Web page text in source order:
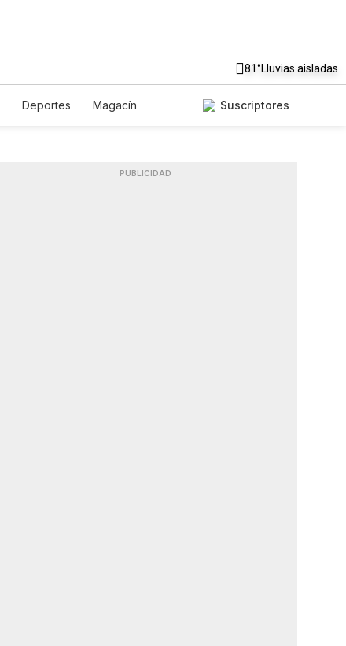
81°Lluvias aisladas
Deportes
Magacín
Suscriptores
PUBLICIDAD